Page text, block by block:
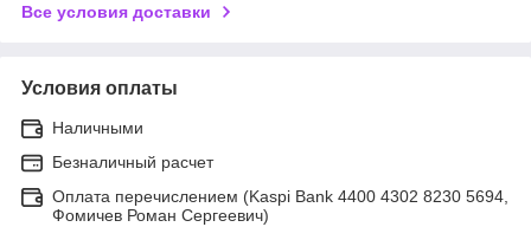
Все условия доставки
Условия оплаты
Наличными
Безналичный расчет
Оплата перечислением (Kaspi Bank 4400 4302 8230 5694,
Фомичев Роман Сергеевич)